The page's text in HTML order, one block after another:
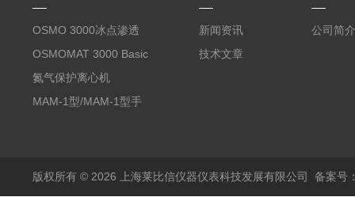
OSMO 3000冰点渗透
压仪
OSMOMAT 3000 Basic
冰点渗透压仪
氮气保护离心机
MAM-1型/MAM-1型手
新闻资讯
技术文章
公司简介
版权所有 © 2026 上海莱比信仪器仪表科技发展有限公司 备案号